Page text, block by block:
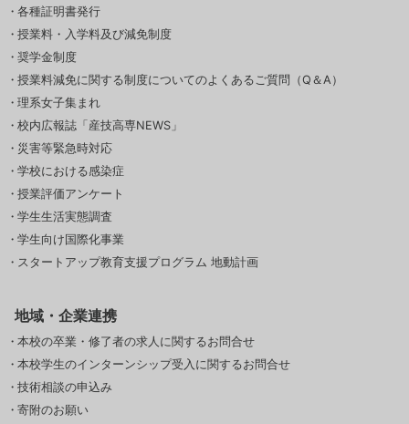
各種証明書発行
授業料・入学料及び減免制度
奨学金制度
授業料減免に関する制度についてのよくあるご質問（Q＆A）
理系女子集まれ
校内広報誌「産技高専NEWS」
災害等緊急時対応
学校における感染症
授業評価アンケート
学生生活実態調査
学生向け国際化事業
スタートアップ教育支援プログラム 地動計画
地域・企業連携
本校の卒業・修了者の求人に関するお問合せ
本校学生のインターンシップ受入に関するお問合せ
技術相談の申込み
寄附のお願い